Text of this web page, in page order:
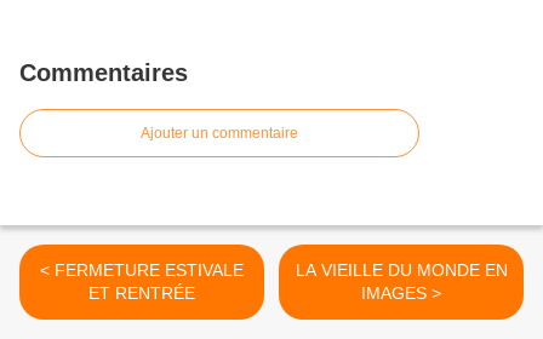
Commentaires
Ajouter un commentaire
< FERMETURE ESTIVALE
ET RENTRÉE
LA VIEILLE DU MONDE EN
IMAGES >